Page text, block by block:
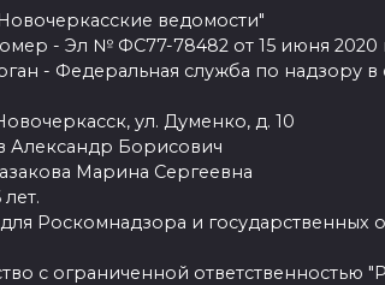
ведомости"
- Эл № ФС77-78482 от 15 июня 2020
- Федеральная служба по надзору
ул. Думенко, д. 10
Александр Борисович
Марина Сергеевна
Роскомнадзора и государственных
с ограниченной ответственностью